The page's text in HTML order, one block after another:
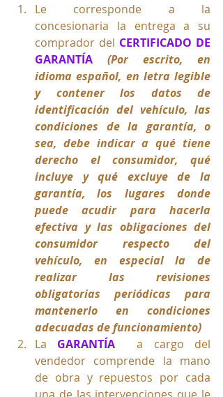
Le corresponde a la
concesionaria la entrega a su
comprador del CERTIFICADO DE
GARANTÍA
(Por escrito, en
idioma español, en letra legible
y contener los datos de
identificación del vehículo, las
condiciones de la garantía, o
sea, debe indicar a qué tiene
derecho el consumidor, qué
incluye y qué excluye de la
garantía, los lugares donde
puede acudir para hacerla
efectiva y las obligaciones del
consumidor respecto del
vehículo, en especial la de
realizar las revisiones
obligatorias periódicas para
mantenerlo en condiciones
adecuadas de funcionamiento)
La GARANTÍA
  a cargo del
vendedor comprende la mano
de obra y repuestos por cada